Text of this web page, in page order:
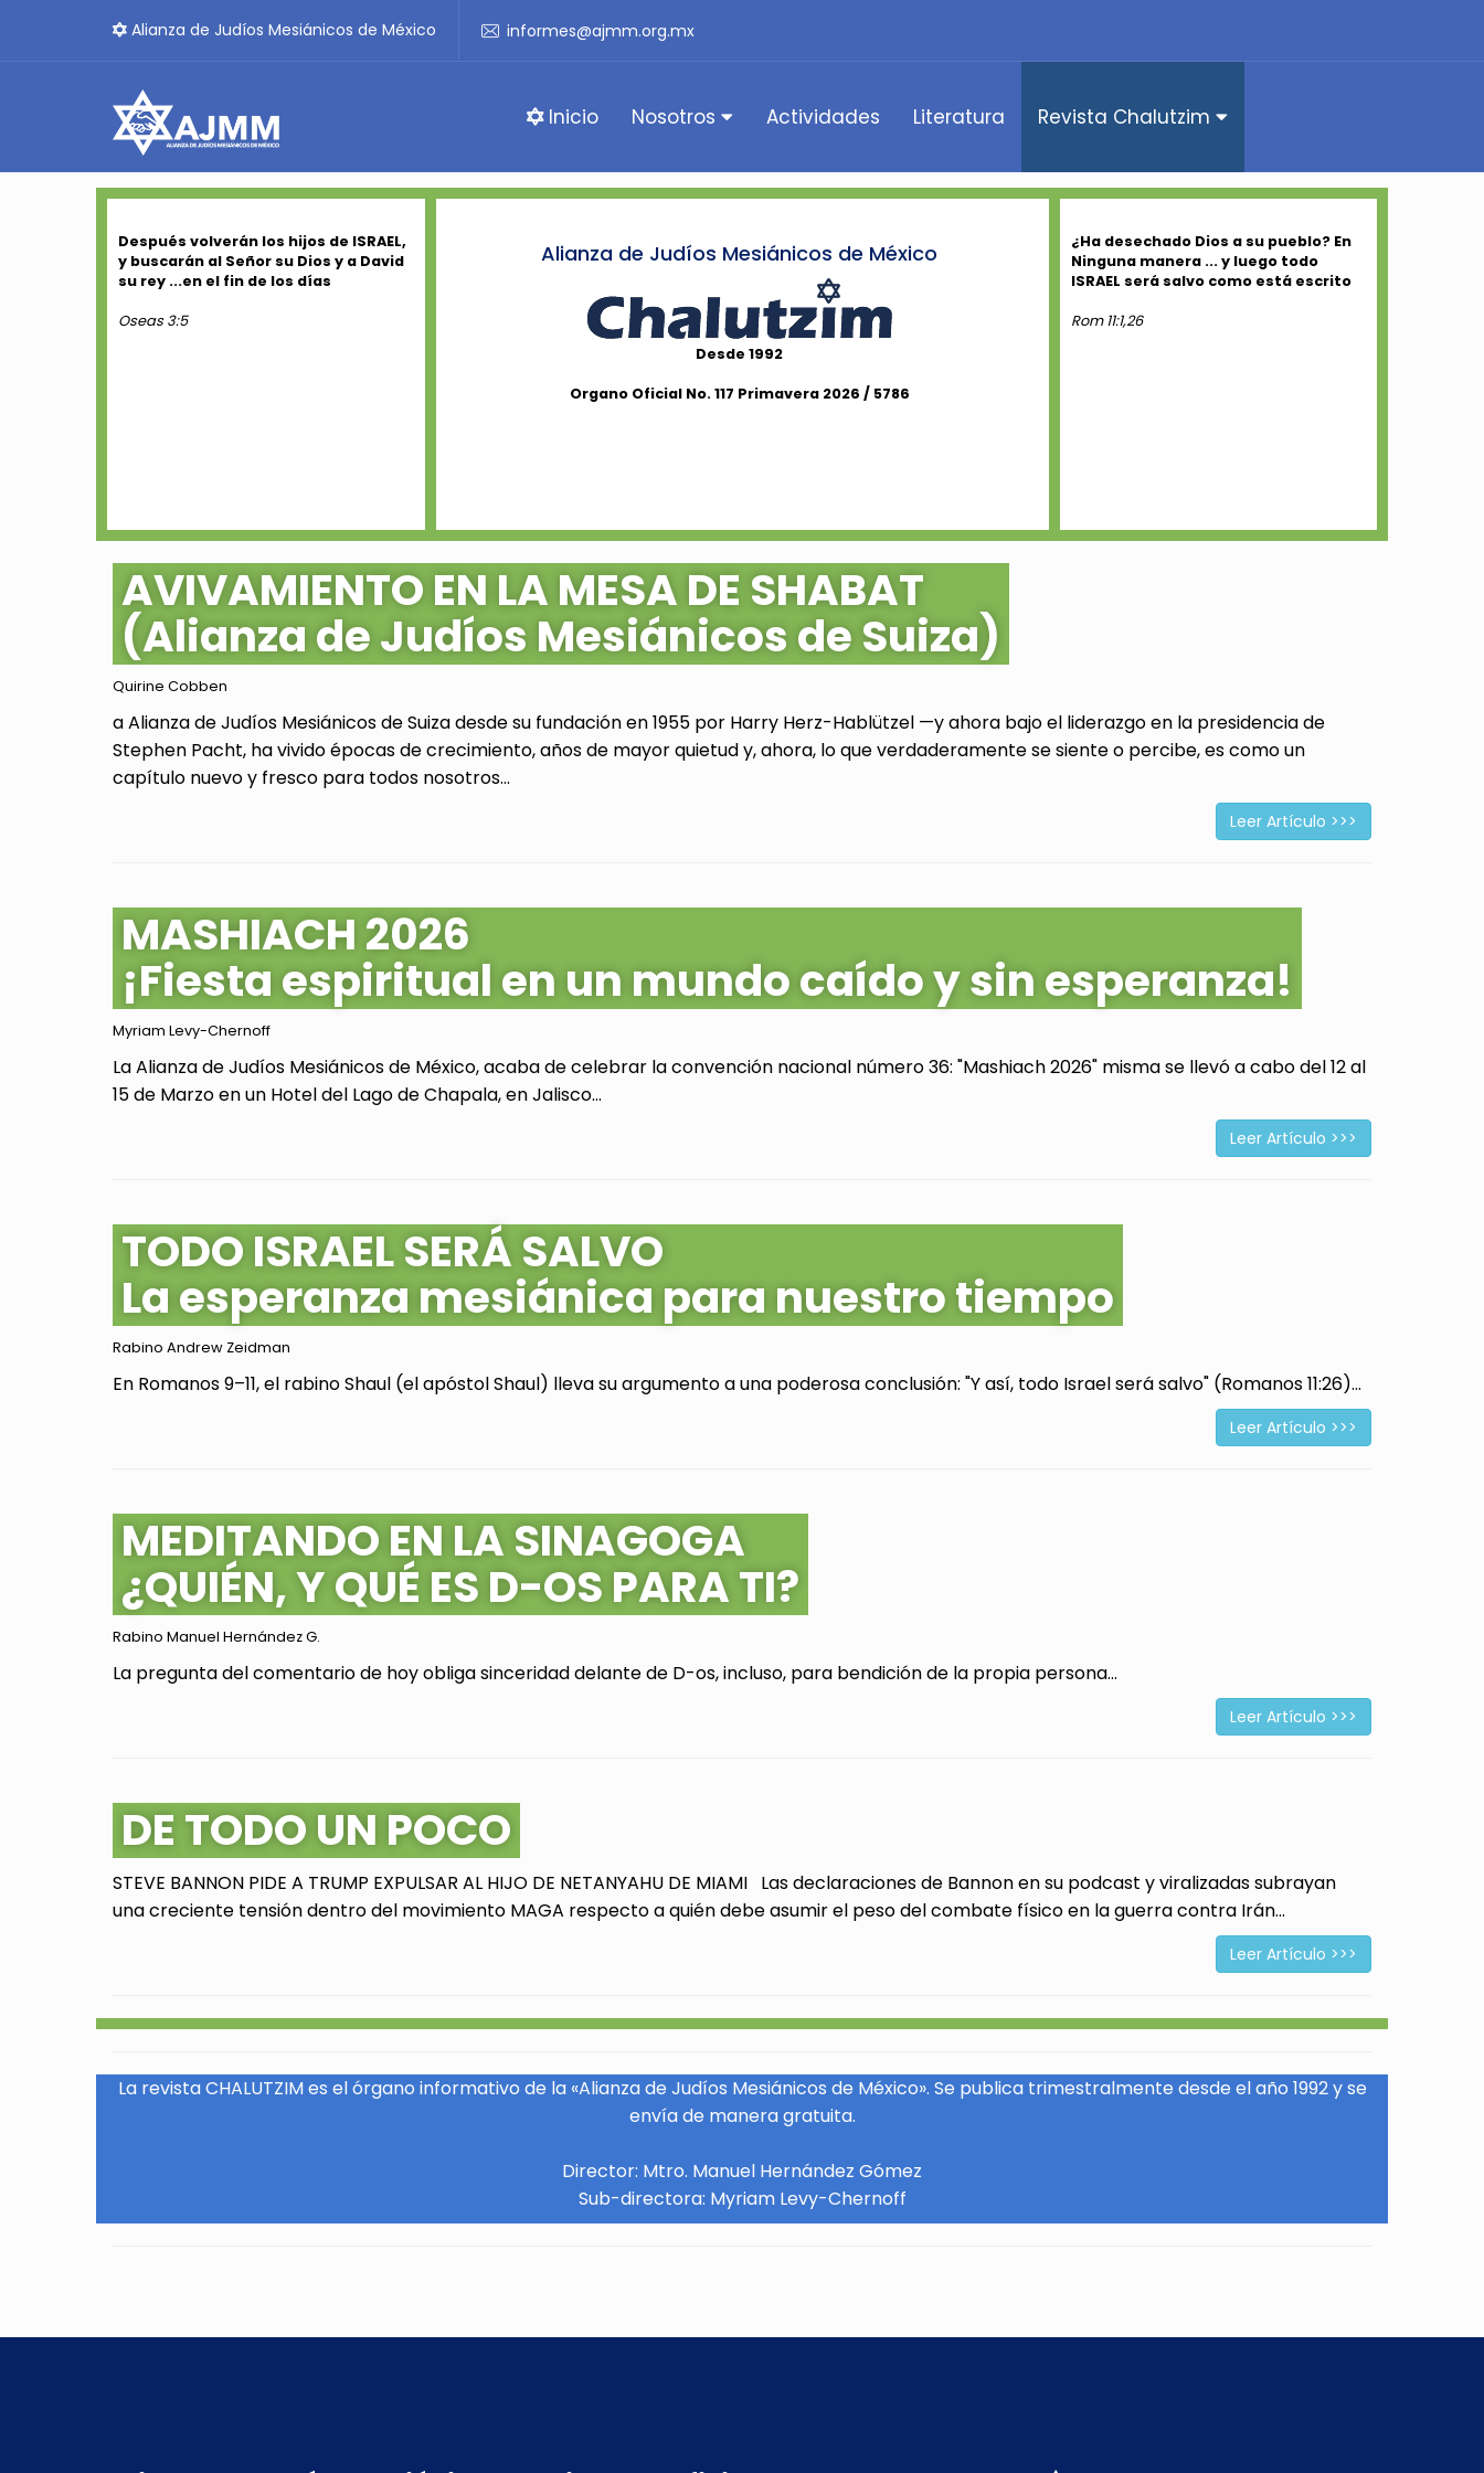
Alianza de Judíos Mesiánicos de México informes@ajmm.org.mx
Inicio Nosotros Actividades Literatura Revista Chalutzim
Después volverán los hijos de ISRAEL,
y buscarán al Señor su Dios y a David
su rey ...en el fin de los días
Oseas 3:5
Alianza de Judíos Mesiánicos de México
Desde 1992
Organo Oficial No. 117 Primavera 2026 / 5786
¿Ha desechado Dios a su pueblo? En
Ninguna manera ... y luego todo
ISRAEL será salvo como está escrito
Rom 11:1,26
AVIVAMIENTO EN LA MESA DE SHABAT
(Alianza de Judíos Mesiánicos de Suiza)
Quirine Cobben
a Alianza de Judíos Mesiánicos de Suiza desde su fundación en 1955 por Harry Herz-Hablützel —y ahora bajo el liderazgo en la presidencia de
Stephen Pacht, ha vivido épocas de crecimiento, años de mayor quietud y, ahora, lo que verdaderamente se siente o percibe, es como un
capítulo nuevo y fresco para todos nosotros...
Leer Artículo >>>
MASHIACH 2026
¡Fiesta espiritual en un mundo caído y sin esperanza!
Myriam Levy-Chernoff
La Alianza de Judíos Mesiánicos de México, acaba de celebrar la convención nacional número 36: "Mashiach 2026" misma se llevó a cabo del 12 al
15 de Marzo en un Hotel del Lago de Chapala, en Jalisco...
Leer Artículo >>>
TODO ISRAEL SERÁ SALVO
La esperanza mesiánica para nuestro tiempo
Rabino Andrew Zeidman
En Romanos 9–11, el rabino Shaul (el apóstol Shaul) lleva su argumento a una poderosa conclusión: "Y así, todo Israel será salvo" (Romanos 11:26)...
Leer Artículo >>>
MEDITANDO EN LA SINAGOGA
¿QUIÉN, Y QUÉ ES D-OS PARA TI?
Rabino Manuel Hernández G.
La pregunta del comentario de hoy obliga sinceridad delante de D-os, incluso, para bendición de la propia persona...
Leer Artículo >>>
DE TODO UN POCO
STEVE BANNON PIDE A TRUMP EXPULSAR AL HIJO DE NETANYAHU DE MIAMI Las declaraciones de Bannon en su podcast y viralizadas subrayan
una creciente tensión dentro del movimiento MAGA respecto a quién debe asumir el peso del combate físico en la guerra contra Irán...
Leer Artículo >>>
La revista CHALUTZIM es el órgano informativo de la «Alianza de Judíos Mesiánicos de México». Se publica trimestralmente desde el año 1992 y se
envía de manera gratuita.
Director: Mtro. Manuel Hernández Gómez
Sub-directora: Myriam Levy-Chernoff